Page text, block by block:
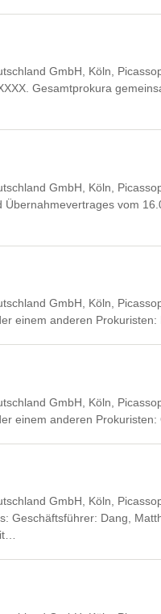
GmbH, Köln,
Gesamtprokura
GmbH, Köln,
Übernahmevertrages vom
GmbH, Köln,
einem anderen Prokuristen:
GmbH, Köln,
einem anderen Prokuristen:
GmbH, Köln,
Geschäftsführer: Dang,